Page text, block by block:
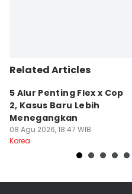
Related Articles
5 Alur Penting Flex x Cop
2, Kasus Baru Lebih
Menegangkan
08 Agu 2026, 18:47 WIB
Korea